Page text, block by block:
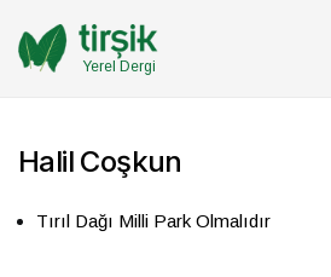
Yerel Dergi
Halil Coşkun
Tırıl Dağı Milli Park Olmalıdır